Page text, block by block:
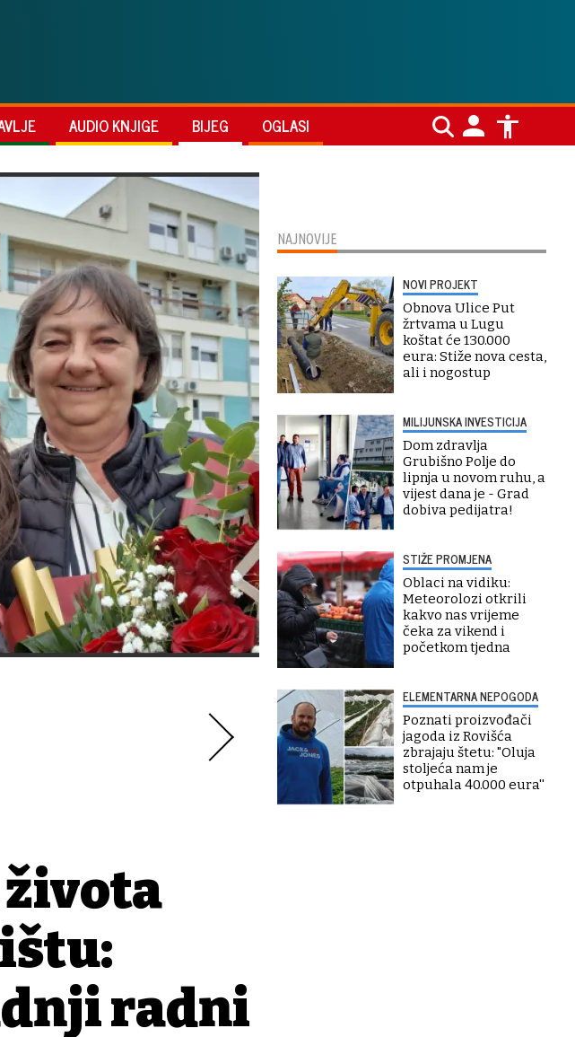
AUDIO KNJIGE BIJEG OGLASI
života
radni
NAJNOVIJE
NOVI PROJEKT
Obnova Ulice Put
žrtvama u Lugu
koštat će 130.000
eura: Stiže nova cesta,
ali i nogostup
MILIJUNSKA INVESTICIJA
Dom zdravlja
Grubišno Polje do
lipnja u novom ruhu, a
vijest dana je - Grad
dobiva pedijatra!
STIŽE PROMJENA
Oblaci na vidiku:
Meteorolozi otkrili
kakvo nas vrijeme
čeka za vikend i
početkom tjedna
ELEMENTARNA NEPOGODA
Poznati proizvođači
jagoda iz Rovišća
zbrajaju štetu: "Oluja
stoljeća nam je
otpuhala 40.000 eura''